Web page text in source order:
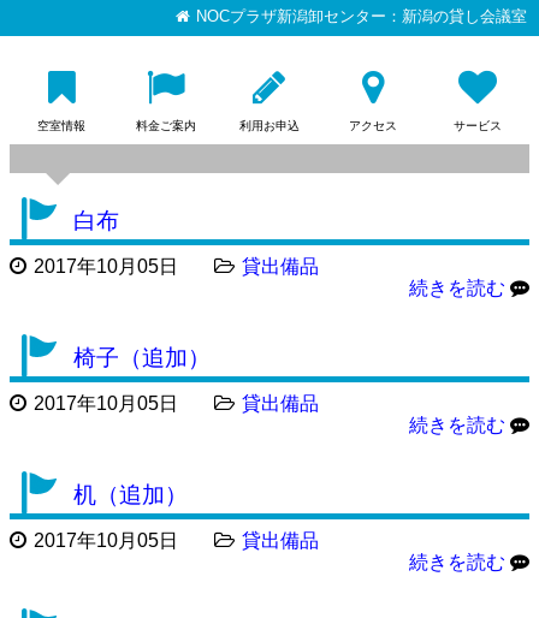
NOCプラザ新潟卸センター：新潟の貸し会議室
空室情報 料金ご案内 利用お申込 アクセス サービス
白布
2017年10月05日
貸出備品
続きを読む
椅子（追加）
2017年10月05日
貸出備品
続きを読む
机（追加）
2017年10月05日
貸出備品
続きを読む